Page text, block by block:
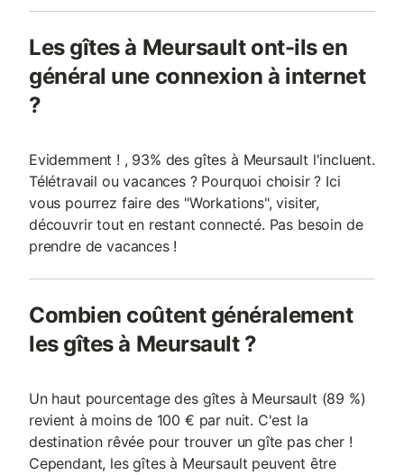
Les gîtes à Meursault ont-ils en
général une connexion à internet
?
Evidemment ! , 93% des gîtes à Meursault l'incluent.
Télétravail ou vacances ? Pourquoi choisir ? Ici
vous pourrez faire des "Workations", visiter,
découvrir tout en restant connecté. Pas besoin de
prendre de vacances !
Combien coûtent généralement
les gîtes à Meursault ?
Un haut pourcentage des gîtes à Meursault (89 %)
revient à moins de 100 € par nuit. C'est la
destination rêvée pour trouver un gîte pas cher !
Cependant, les gîtes à Meursault peuvent être